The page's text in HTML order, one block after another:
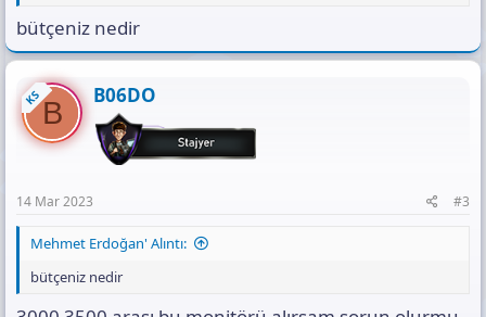
bütçeniz nedir
KSB B06DO
14 Mar 2023 #3
Mehmet Erdoğan' Alıntı:
bütçeniz nedir